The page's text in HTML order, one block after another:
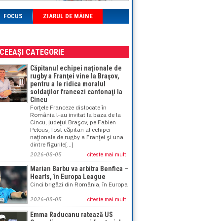
FOCUS ZIARUL DE MÂINE
CATEGORIE
Căpitanul echipei naţionale de
rugby a Franţei vine la Braşov,
pentru a le ridica moralul
soldaţilor francezi cantonaţi la
Cincu
Forţele Franceze dislocate în
România l-au invitat la baza de la
Cincu, judeţul Braşov, pe Fabien
Pelous, fost căpitan al echipei
naţionale de rugby a Franţei şi una
dintre figurile[...]
2026-08-05 citeste mai mult
Marian Barbu va arbitra Benfica –
Hearts, în Europa League
Cinci brigăzi din România, în Europa
2026-08-05 citeste mai mult
Emma Raducanu ratează US